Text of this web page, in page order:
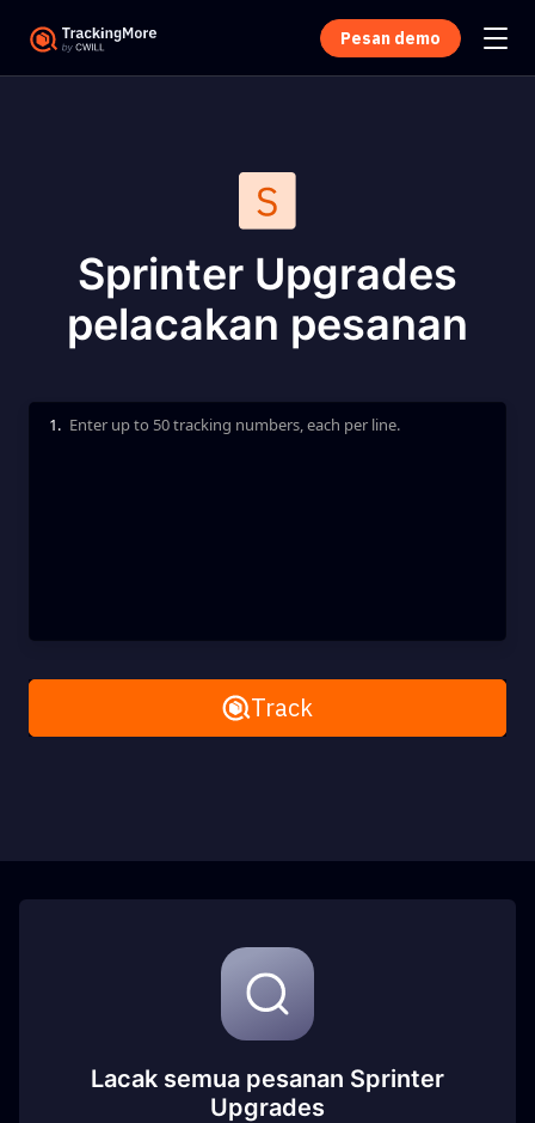
Pesan demo
Sprinter Upgrades
pelacakan pesanan
Enter up to 50 tracking numbers, each per line.
1.
Remove AllTrack
Lacak semua pesanan Sprinter
Upgrades